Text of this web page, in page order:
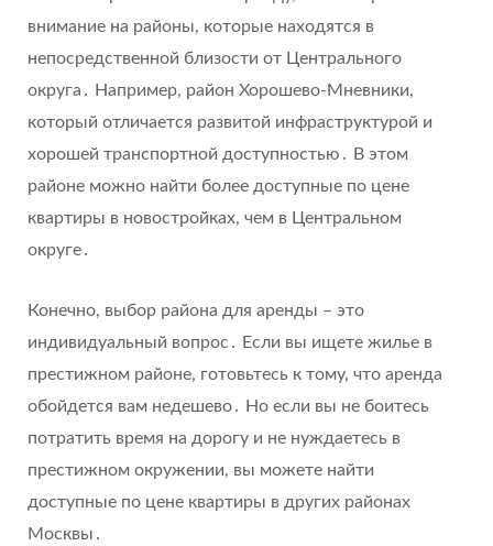
внимание на районы, которые находятся в
непосредственной близости от Центрального
округа․ Например, район Хорошево-Мневники,
который отличается развитой инфраструктурой и
хорошей транспортной доступностью․ В этом
районе можно найти более доступные по цене
квартиры в новостройках, чем в Центральном
округе․
Конечно, выбор района для аренды – это
индивидуальный вопрос․ Если вы ищете жилье в
престижном районе, готовьтесь к тому, что аренда
обойдется вам недешево․ Но если вы не боитесь
потратить время на дорогу и не нуждаетесь в
престижном окружении, вы можете найти
доступные по цене квартиры в других районах
Москвы․